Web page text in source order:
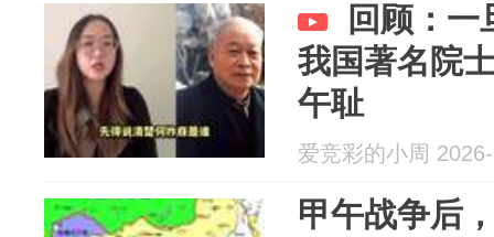
回顾：一
我国著名院
午耻
爱竞彩的小周
甲午战争后